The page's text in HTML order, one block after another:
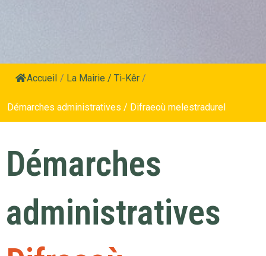
Accueil / La Mairie / Ti-Kêr /
Démarches administratives / Difraeoù melestradurel
Démarches
administratives